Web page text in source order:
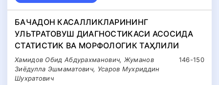
БАЧАДОН КАСАЛЛИКЛАРИНИНГ
УЛЬТРАТОВУШ ДИАГНОСТИКАСИ АСОСИДА
СТАТИСТИК ВА МОРФОЛОГИК ТАҲЛИЛИ
146-150
Хамидов Обид Абдурахманович, Жуманов
Зиёдуллa Эшмаматович, Усаров Мухриддин
Шухратович